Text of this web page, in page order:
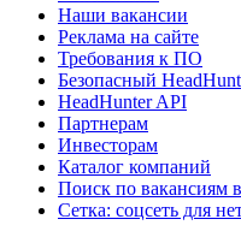
Наши вакансии
Реклама на сайте
Требования к ПО
Безопасный
HeadHunter API
Партнерам
Инвесторам
Каталог компаний
Поиск по вакансиям
Сетка: соцсеть для